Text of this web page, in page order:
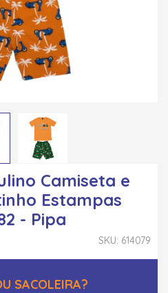
Camiseta e
Estampas
- Pipa
SKU: 614079
SACOLEIRA?